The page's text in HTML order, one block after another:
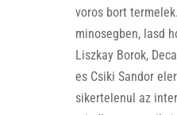
voros bort
minosegben, lasd
Liszkay Borok,
es Csiki Sandor
sikertelenul az